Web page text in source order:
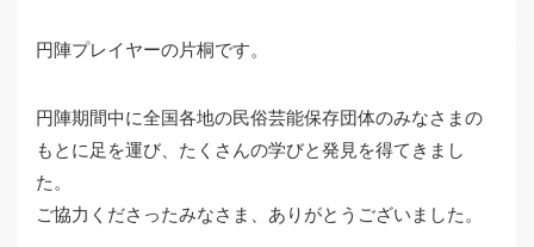
円陣プレイヤーの片桐です。
円陣期間中に全国各地の民俗芸能保存団体のみなさまの
もとに足を運び、たくさんの学びと発見を得てきまし
た。
ご協力くださったみなさま、ありがとうございました。